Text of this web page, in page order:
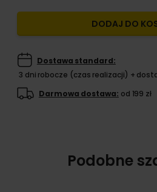
DODAJ DO
Dostawa standard:
3 dni robocze (czas realizacji) +
Darmowa dostawa: od 199 zł
Podobne